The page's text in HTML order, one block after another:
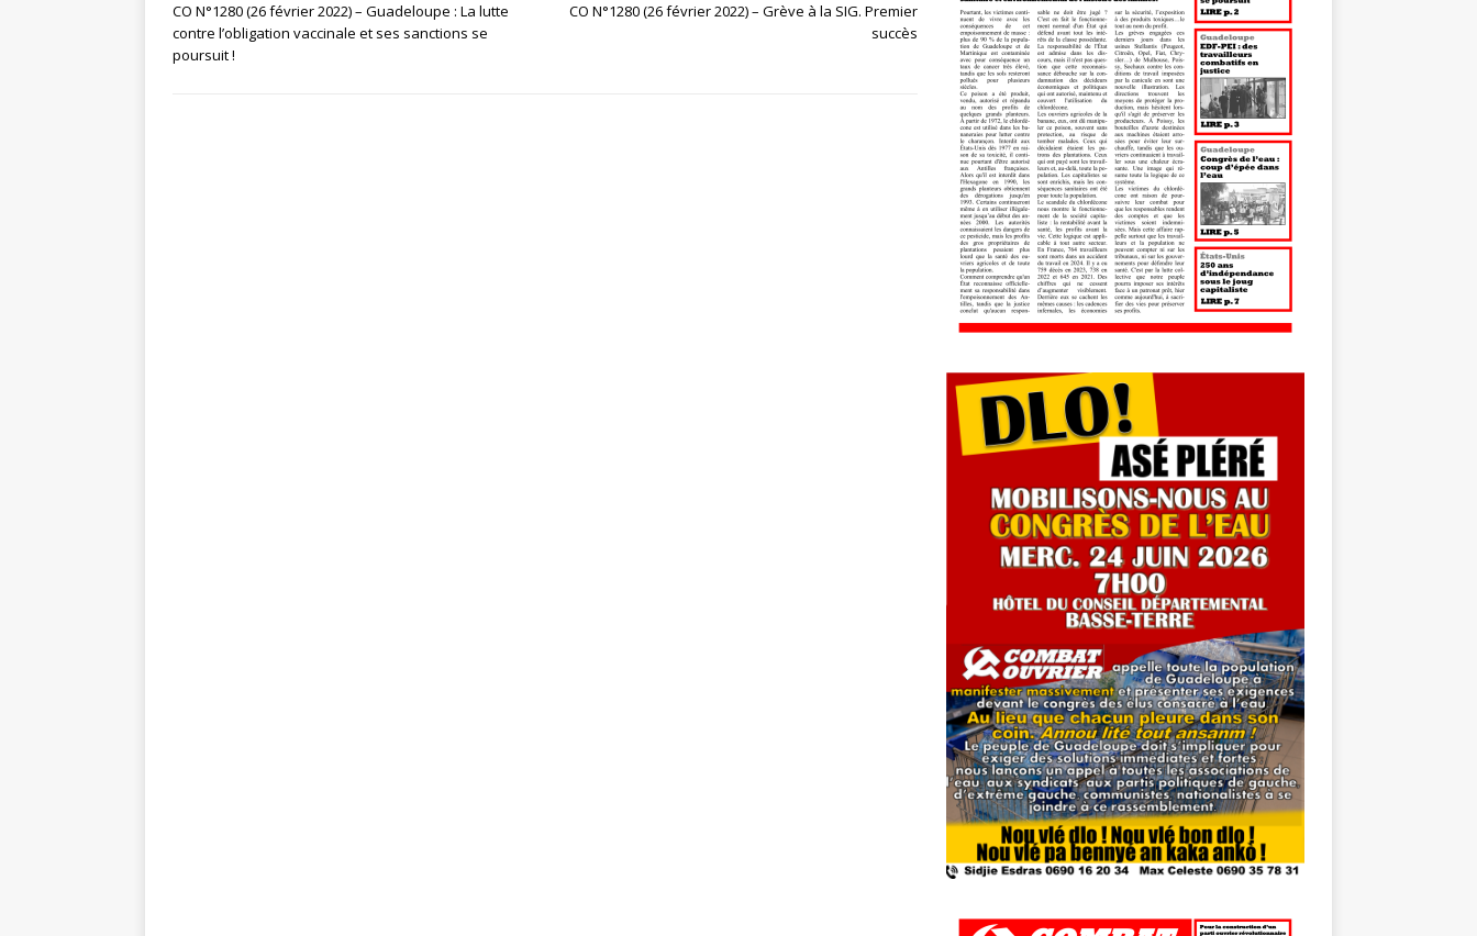
CO N°1280 (26 février 2022) – Guadeloupe : La lutte
contre l’obligation vaccinale et ses sanctions se
poursuit !
CO N°1280 (26 février 2022) – Grève à la SIG. Premier
succès